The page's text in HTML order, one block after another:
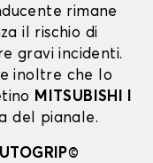
rimane
il rischio di
gravi incidenti.
inoltre che lo
MITSUBISHI I
del pianale.